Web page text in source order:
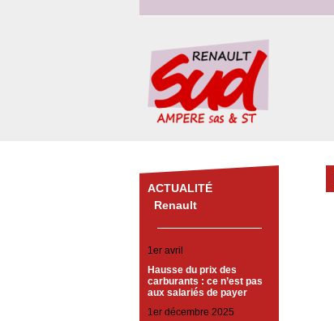
ACTUALITÉ
Renault
1er avril
Hausse du prix des
carburants : ce n’est pas
aux salariés de payer
1er décembre 2025